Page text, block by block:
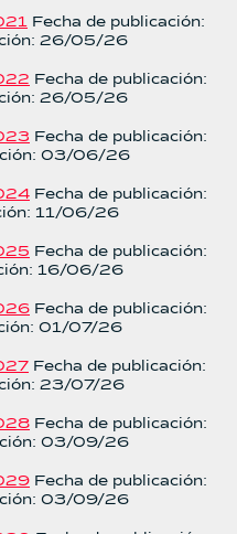
Fecha de publicación:
26/05/26
Fecha de publicación:
26/05/26
Fecha de publicación:
03/06/26
Fecha de publicación:
11/06/26
Fecha de publicación:
16/06/26
Fecha de publicación:
01/07/26
Fecha de publicación:
23/07/26
Fecha de publicación:
03/09/26
Fecha de publicación:
03/09/26